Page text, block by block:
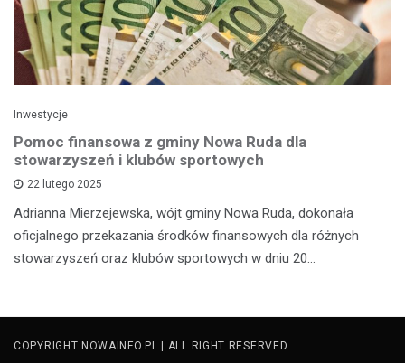
Inwestycje
Pomoc finansowa z gminy Nowa Ruda dla
stowarzyszeń i klubów sportowych
22 lutego 2025
Adrianna Mierzejewska, wójt gminy Nowa Ruda, dokonała
oficjalnego przekazania środków finansowych dla różnych
stowarzyszeń oraz klubów sportowych w dniu 20…
COPYRIGHT NOWAINFO.PL | ALL RIGHT RESERVED